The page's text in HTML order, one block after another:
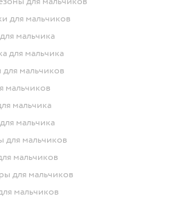
для мальчиков
мальчика
для мальчика
для мальчиков
мальчиков
мальчика
мальчика
для мальчиков
мальчиков
для мальчиков
мальчиков